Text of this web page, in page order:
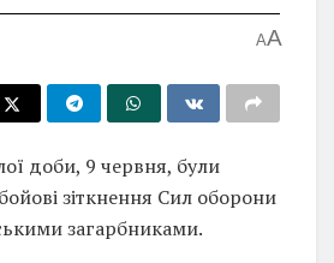
AA
доби, 9 червня, були
зіткнення Сил оборони
загарбниками.